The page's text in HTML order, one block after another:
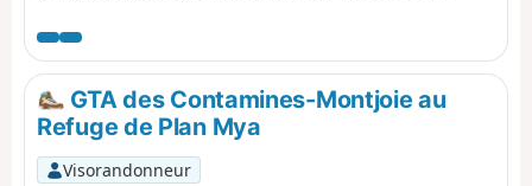
GTA des Contamines-Montjoie au
Refuge de Plan Mya
Visorandonneur